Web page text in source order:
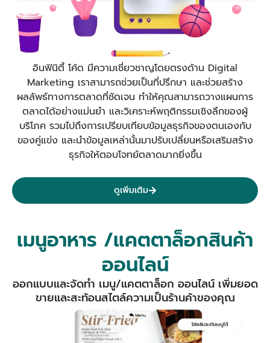
อินฟินิตี้ โค้ด มีความเชี่ยวชาญโดยตรงด้าน Digital
Marketing เราสามารถช่วยเป็นที่ปรึกษา และช่วยสร้าง
ผลลัพธ์ทางการตลาดที่ชัดเจน ทำให้คุณสามารถวางแผนการ
ตลาดได้อย่างแม่นยำ และวิเคราะห์พฤติกรรมเชิงลึกของผู้
บริโภค รวมไปถึงการเปรียบเทียบข้อมูลธุรกิจของตนเองกับ
ของคู่แข่ง และนำข้อมูลเหล่านั้นมาปรับเปลี่ยนหรือเสริมสร้าง
ธุรกิจให้ตอบโจทย์ตลาดมากยิ่งขึ้น
ดูเพิ่มเติม
เมนูอาหาร /แคตตาล็อกสินค้า
ออนไลน์
ออกแบบและจัดทำ เมนู/แคตตาล็อก ออนไลน์ เพิ่มยอด
ขายและสะท้อนสไตล์ความเป็นร้านค้าของคุณ